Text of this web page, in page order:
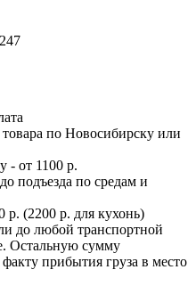
247
по Новосибирску или
- от 1100 р.
подъезда по средам и
р. (2200 р. для кухонь)
до любой транспортной
Остальную сумму
прибытия груза в место